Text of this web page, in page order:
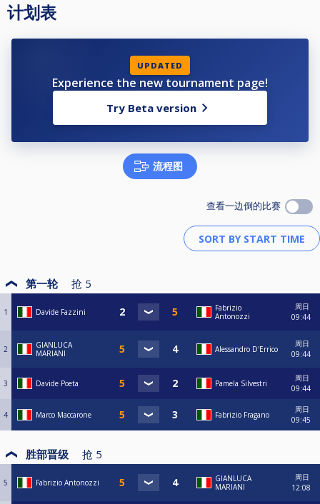
计划表
UPDATED
Experience the new tournament page!
Try Beta version
流程图
查看一边倒的比赛
第一轮 抢 5
1 Davide Fazzini
Fabrizio
Antonozzi
周日
09:44
2
GIANLUCA
MARIANI
Alessandro D'Errico
周日
09:44
3 Davide Poeta Pamela Silvestri
周日
09:44
4 Marco Maccarone Fabrizio Fragano
周日
09:45
胜部晋级 抢 5
5 Fabrizio Antonozzi
GIANLUCA
MARIANI
周日
12:08